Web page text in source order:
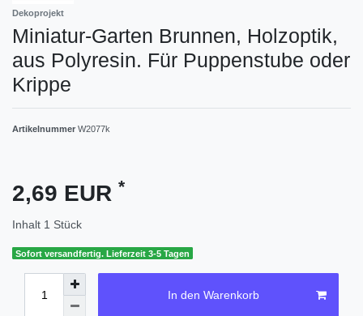
Dekoprojekt
Miniatur-Garten Brunnen, Holzoptik,
aus Polyresin. Für Puppenstube oder
Krippe
Artikelnummer W2077k
2,69 EUR *
Inhalt 1 Stück
Sofort versandfertig. Lieferzeit 3-5 Tagen
In den Warenkorb